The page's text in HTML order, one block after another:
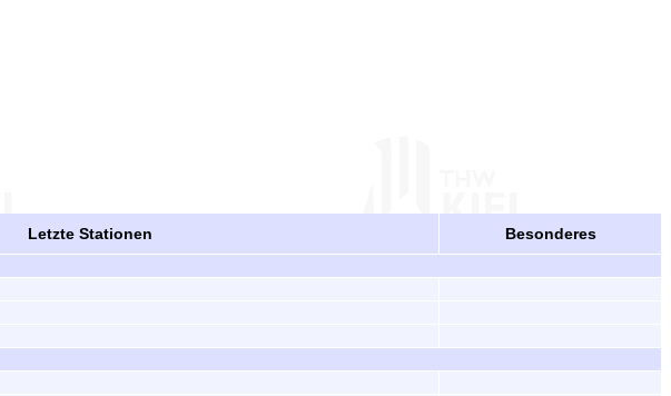
Letzte Stationen
Besonderes